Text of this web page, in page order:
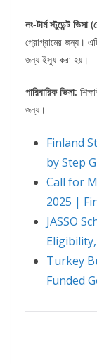
লং-টার্ম স্টুডেন্ট ভিসা
প্রোগ্রামের জন্য।
জন্য ইস্যু করা হয়।
পারিবারিক ভিসা:
জন্য।
Finland
by Step
Call for
2025 |
JASSO
Turkey
Funded